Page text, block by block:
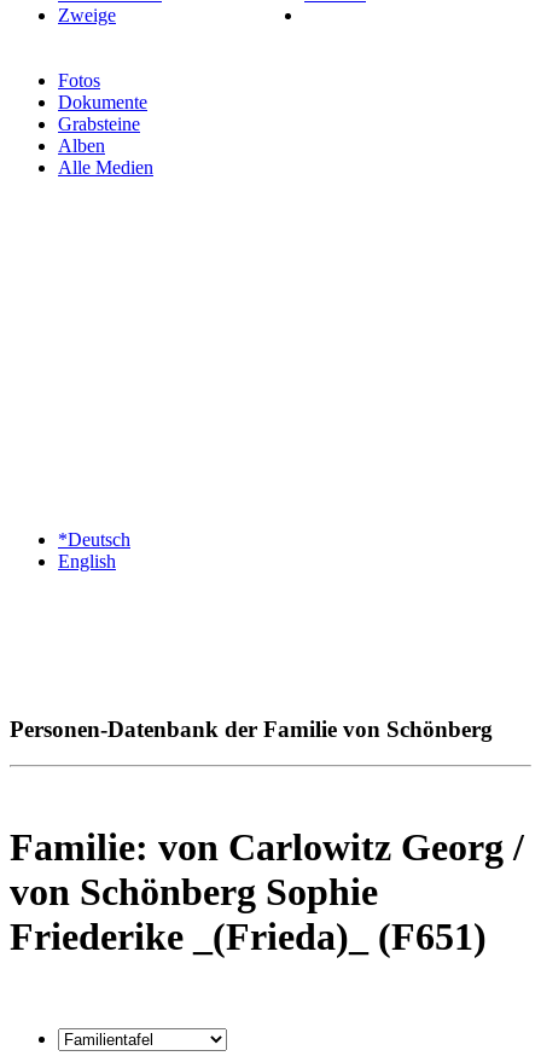
Fotos
Dokumente
Grabsteine
Alben
Alle Medien
Zweige
*Deutsch
English
Personen-Datenbank der Familie von Schönberg
Familie: von Carlowitz Georg /
von Schönberg Sophie
Friederike _(Frieda)_ (F651)